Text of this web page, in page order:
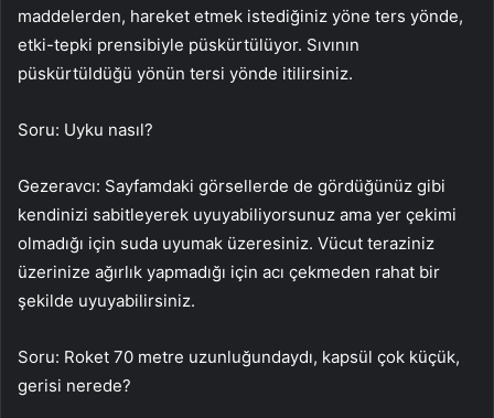
maddelerden, hareket etmek istediğiniz yöne ters yönde,
etki-tepki prensibiyle püskürtülüyor. Sıvının
püskürtüldüğü yönün tersi yönde itilirsiniz.
Soru: Uyku nasıl?
Gezeravcı: Sayfamdaki görsellerde de gördüğünüz gibi
kendinizi sabitleyerek uyuyabiliyorsunuz ama yer çekimi
olmadığı için suda uyumak üzeresiniz. Vücut teraziniz
üzerinize ağırlık yapmadığı için acı çekmeden rahat bir
şekilde uyuyabilirsiniz.
Soru: Roket 70 metre uzunluğundaydı, kapsül çok küçük,
gerisi nerede?